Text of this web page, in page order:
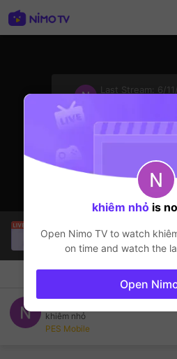
Last Stream:
6/
SBTC Clear
is live!
League of Legends
5.7k
Chat
khiêm nhỏ
PES Mobile
khiêm nhỏ is
Open Nimo TV to watch
on time and watch the
Open
sentinelEnd